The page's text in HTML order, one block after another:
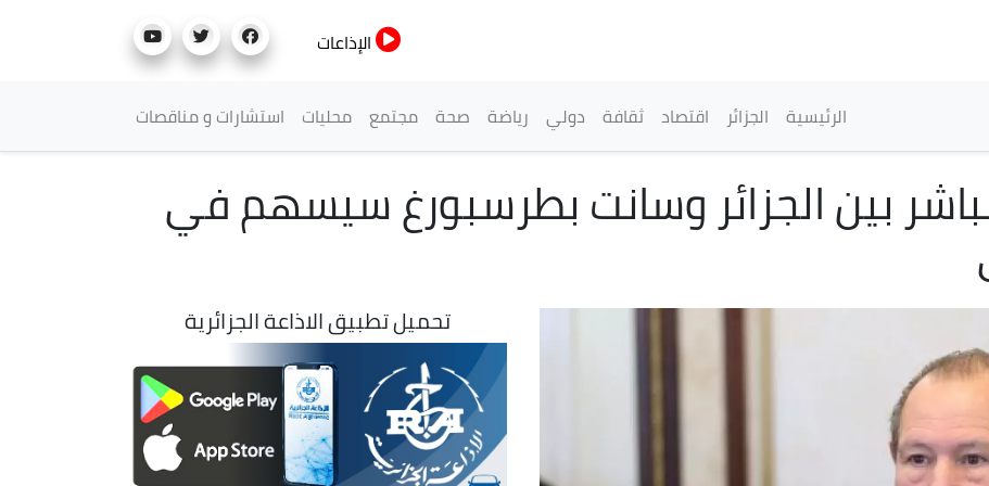
الإذاعات
القائمة الرئيسية
الرئيسية الجزائر اقتصاد ثقافة دولي رياضة صحة مجتمع محليات استشارات و مناقصات
بين الجزائر وسانت بطرسبورغ سيسهم في
تحميل تطبيق الاذاعة الجزائرية